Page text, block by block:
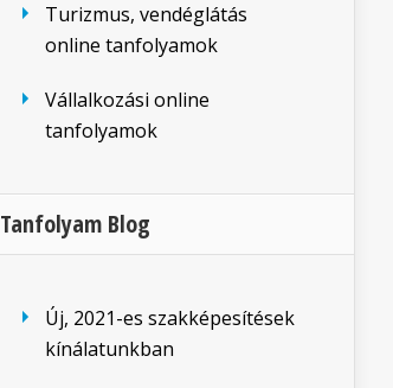
Turizmus, vendéglátás
online tanfolyamok
Vállalkozási online
tanfolyamok
Tanfolyam Blog
Új, 2021-es szakképesítések
kínálatunkban